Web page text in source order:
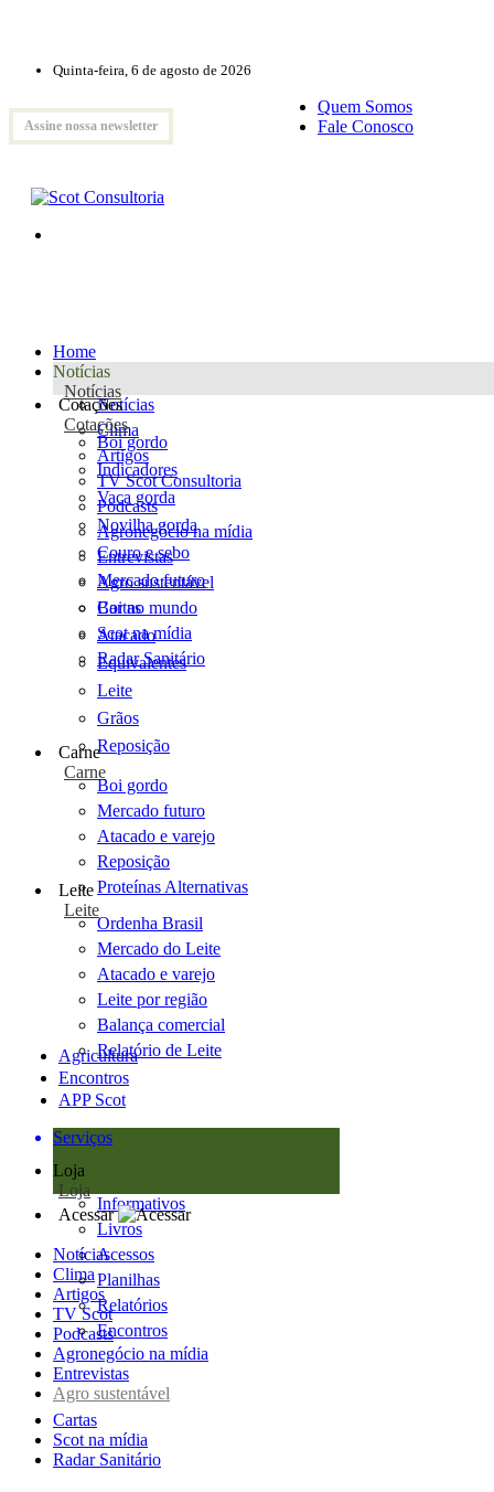
Quinta-feira, 6 de agosto de 2026
Assine nossa newsletter
Quem Somos
Fale Conosco
Home
Notícias
Notícias
Notícias
Clima
Artigos
TV Scot Consultoria
Podcasts
Agronegócio na mídia
Entrevistas
Agro sustentável
Cartas
Scot na mídia
Radar Sanitário
Cotações
Cotações
Boi gordo
Indicadores
Vaca gorda
Novilha gorda
Couro e sebo
Mercado futuro
Boi no mundo
Atacado
Equivalentes
Leite
Grãos
Reposição
Carne
Carne
Boi gordo
Mercado futuro
Atacado e varejo
Reposição
Proteínas Alternativas
Leite
Leite
Ordenha Brasil
Mercado do Leite
Atacado e varejo
Leite por região
Balança comercial
Relatório de Leite
Agricultura
Encontros
APP Scot
Serviços
Loja
Loja
Informativos
Livros
Acessos
Planilhas
Relatórios
Encontros
Acessar
Notícias
Clima
Artigos
TV Scot
Podcasts
Agronegócio na mídia
Entrevistas
Agro sustentável
Cartas
Scot na mídia
Radar Sanitário